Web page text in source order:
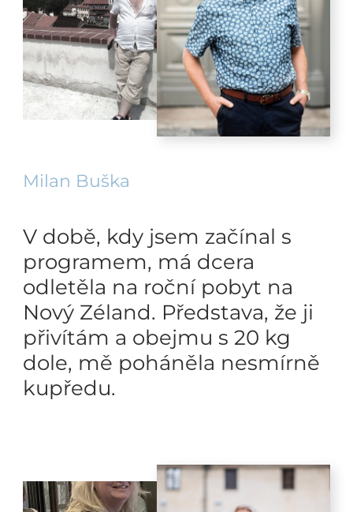
Milan Buška
V době, kdy jsem začínal s
programem, má dcera
odletěla na roční pobyt na
Nový Zéland. Představa, že ji
přivítám a obejmu s 20 kg
dole, mě poháněla nesmírně
kupředu.